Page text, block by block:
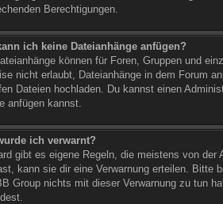
Berechtigungen.
ich keine Dateianhänge anfügen?
können für Foren, Gruppen und
nicht erlaubt, Dateianhänge in dem Forum
Dateien hochladen. Du kannst einen
anfügen kannst.
ich verwarnt?
gibt es eigene Regeln, die meistens von
kann sie dir eine Verwarnung erteilen. Bitte
Group nichts mit dieser Verwarnung zu tun